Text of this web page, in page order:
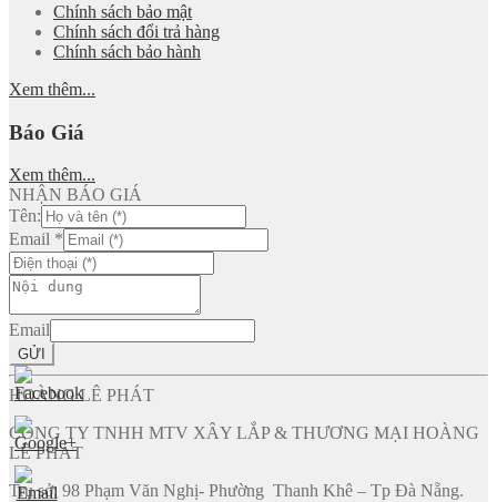
Chính sách bảo mật
Chính sách đổi trả hàng
Chính sách bảo hành
Xem thêm...
Báo Giá
Xem thêm...
NHẬN BÁO GIÁ
Tên:
Email *
Email
GỬI
HOÀNG LÊ PHÁT
CÔNG TY TNHH MTV XÂY LẮP & THƯƠNG MẠI HOÀNG
LÊ PHÁT
Trụ sở: 98 Phạm Văn Nghị- Phường Thanh Khê – Tp Đà Nẵng.